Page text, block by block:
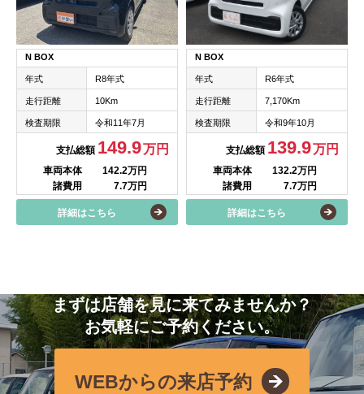
N BOX
年式 R8年式
走行距離 10Km
検査期限 令和11年7月
支払総額 149.9万円
車両本体
142.2万円
諸費用
7.7万円
詳細はこちら
N BOX
年式 R6年式
走行距離 7,170Km
検査期限 令和9年10月
支払総額 139.9万円
車両本体
132.2万円
諸費用
7.7万円
詳細はこちら
まずは店舗を見に来てみませんか？
お気軽にご予約ください。
WEBからの来店予約